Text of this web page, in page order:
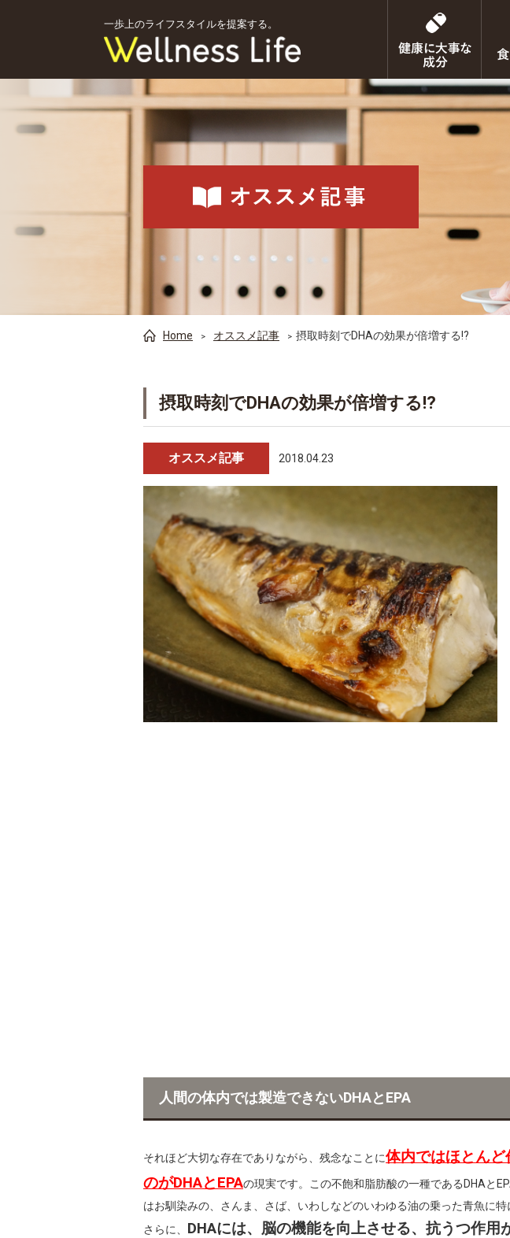
一歩上のライフスタイルを提案する。
Home オススメ記事 摂取時刻でDHAの効果が倍増する!?
摂取時刻でDHAの効果が倍増する!?
オススメ記事 2018.04.23
人間の体内では製造できないDHAとEPA
それほど大切な存在でありながら、残念なことに体内ではほとん
のがDHAとEPAの現実です。この不飽和脂肪酸の一種であるDHAと
はお馴染みの、さんま、さば、いわしなどのいわゆる油の乗った青魚に
さらに、 DHAには、脳の機能を向上させる、抗うつ作用